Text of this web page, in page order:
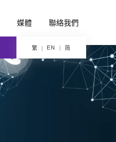
媒體 聯絡我們
繁 EN 简